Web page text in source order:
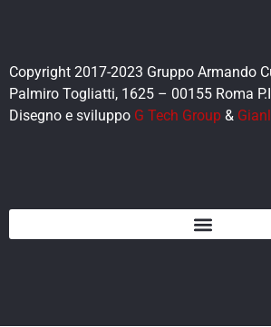
Copyright 2017-2023 Gruppo Armando
Palmiro Togliatti, 1625 – 00155 Roma
Disegno e sviluppo G Tech Group &